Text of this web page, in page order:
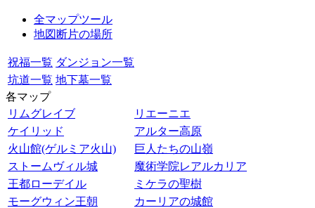
全マップツール
地図断片の場所
祝福一覧 ダンジョン一覧
坑道一覧 地下墓一覧
各マップ
リムグレイブ
リエーニエ
ケイリッド
アルター高原
火山館(ゲルミア火山)
巨人たちの山嶺
ストームヴィル城
魔術学院レアルカリア
王都ローデイル
ミケラの聖樹
モーグウィン王朝
カーリアの城館